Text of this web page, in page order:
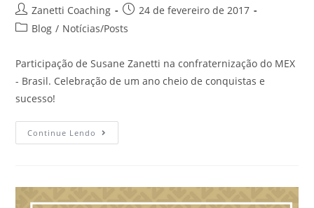
Zanetti Coaching
24 de fevereiro de 2017
Blog / Notícias/Posts
Participação de Susane Zanetti na confraternização do MEX
- Brasil. Celebração de um ano cheio de conquistas e
sucesso!
Continue Lendo